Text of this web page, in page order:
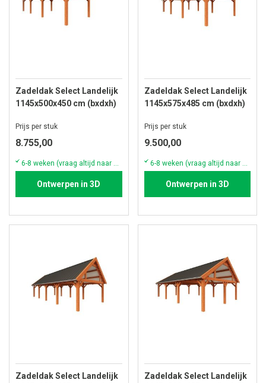
Zadeldak Select Landelijk
1145x500x450 cm (bxdxh)
Prijs per stuk
8.755,00
6-8 weken (vraag altijd naar de actuele voorraad & levertijd)
Ontwerpen in 3D
Zadeldak Select Landelijk
1145x575x485 cm (bxdxh)
Prijs per stuk
9.500,00
6-8 weken (vraag altijd naar de actuele voorraad & levertijd)
Ontwerpen in 3D
Zadeldak Select Landelijk
Zadeldak Select Landelijk